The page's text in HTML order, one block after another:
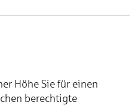
Höhe Sie für einen
berechtigte